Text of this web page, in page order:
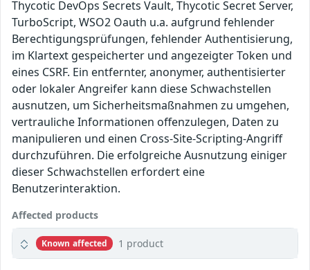
Thycotic DevOps Secrets Vault, Thycotic Secret Server,
TurboScript, WSO2 Oauth u.a. aufgrund fehlender
Berechtigungsprüfungen, fehlender Authentisierung,
im Klartext gespeicherter und angezeigter Token und
eines CSRF. Ein entfernter, anonymer, authentisierter
oder lokaler Angreifer kann diese Schwachstellen
ausnutzen, um Sicherheitsmaßnahmen zu umgehen,
vertrauliche Informationen offenzulegen, Daten zu
manipulieren und einen Cross-Site-Scripting-Angriff
durchzuführen. Die erfolgreiche Ausnutzung einiger
dieser Schwachstellen erfordert eine
Benutzerinteraktion.
Affected products
Known affected 1 product